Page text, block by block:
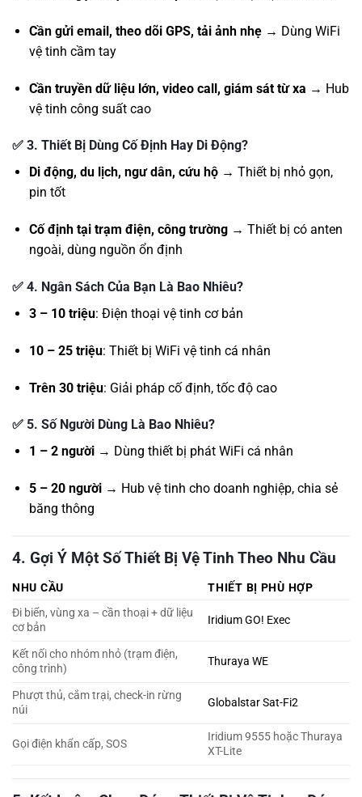
Cần gửi email, theo dõi GPS, tải ảnh nhẹ→ Dùng WiFi
vệ tinh cầm tay
Cần truyền dữ liệu lớn, video call, giám sát từ xa → Hub
vệ tinh công suất cao
✅ 3. Thiết Bị Dùng Cố Định Hay Di Động?
Di động, du lịch, ngư dân, cứu hộ→ Thiết bị nhỏ gọn,
pin tốt
Cố định tại trạm điện, công trường→ Thiết bị có anten
ngoài, dùng nguồn ổn định
✅ 4. Ngân Sách Của Bạn Là Bao Nhiêu?
3 – 10 triệu: Điện thoại vệ tinh cơ bản
10 – 25 triệu: Thiết bị WiFi vệ tinh cá nhân
Trên 30 triệu: Giải pháp cố định, tốc độ cao
✅ 5. Số Người Dùng Là Bao Nhiêu?
1 – 2 người→ Dùng thiết bị phát WiFi cá nhân
5 – 20 người→ Hub vệ tinh cho doanh nghiệp, chia sẻ
băng thông
4. Gợi Ý Một Số Thiết Bị Vệ Tinh Theo Nhu Cầu
NHU CẦU
THIẾT BỊ PHÙ HỢP
Đi biển, vùng xa – cần thoại + dữ liệu
cơ bản
Iridium GO! Exec
Kết nối cho nhóm nhỏ (trạm điện,
công trình)
Thuraya WE
Phượt thủ, cắm trại, check-in rừng
núi
Globalstar Sat-Fi2
Gọi điện khẩn cấp, SOS
Iridium 9555 hoặc Thuraya
XT-Lite